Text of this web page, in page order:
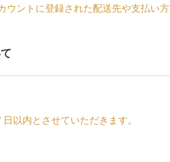
ウントに登録された配送先や支払い
以内とさせていただきます。